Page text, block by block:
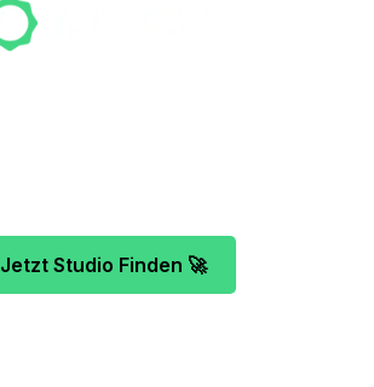
Jetzt Studio Finden 🚀